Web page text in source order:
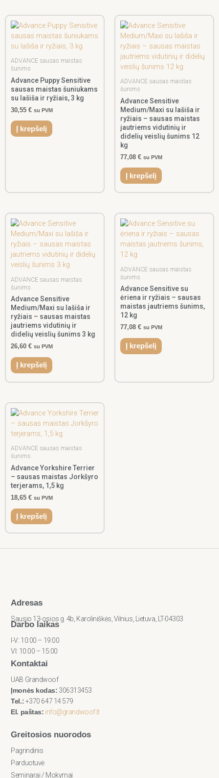
ADVANCE sausas maistas
šunims
Advance Puppy Sensitive
sausas maistas šuniukams
su lašiša ir ryžiais, 3 kg
30,55 € su PVM
Į krepšelį
ADVANCE sausas maistas
šunims
Advance Sensitive
Medium/Maxi su lašiša ir
ryžiais – sausas maistas
jautriems vidutinių ir
didelių veislių šunims 12
kg
77,08 € su PVM
Į krepšelį
ADVANCE sausas maistas
šunims
Advance Sensitive
Medium/Maxi su lašiša ir
ryžiais – sausas maistas
jautriems vidutinių ir
didelių veislių šunims 3 kg
26,60 € su PVM
Į krepšelį
ADVANCE sausas maistas
šunims
Advance Sensitive su
ėriena ir ryžiais – sausas
maistas jautriems šunims,
12 kg
77,08 € su PVM
Į krepšelį
ADVANCE sausas maistas
šunims
Advance Yorkshire Terrier
– sausas maistas Jorkšyro
terjerams, 1,5 kg
18,65 € su PVM
Į krepšelį
Adresas
Sausio 13-osios g. 4b, Karoliniškės, Vilnius, Lietuva, LT-04303
Darbo laikas
I-V: 10:00 – 19:00
VI: 10:00 – 15:00
Kontaktai
UAB Grandwoof
Įmonės kodas: 306313453
Tel.:+370 647 14 579
El. paštas: info@grandwoof.lt
Greitosios nuorodos
Pagrindinis
Parduotuvė
Seminarai / Mokymai